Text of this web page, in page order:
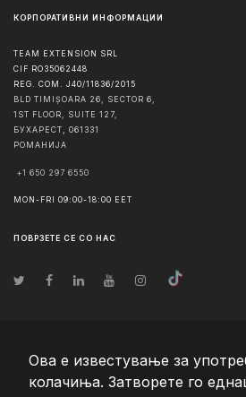
Ова е известување за
колачиња. Затворете го
КОРПОРАТИВНИ ИНФОРМАЦИИ
TEAM EXTENSION SRL
CIF RO35062448
REG. COM. J40/11836/2015
BLD TIMIȘOARA 26, SECTOR 6,
1ST FLOOR, SUITE 127,
БУХАРЕСТ
061331
РОМАНИЈА
+1 650 297 6550
MON-FRI 09:00-18:00 EET
ПОВРЗЕТЕ СЕ СО НАС
© Авторско право2026 Team Extension